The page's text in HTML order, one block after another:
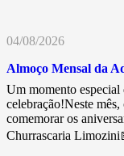
04/08/2026
Almoço Mensal da
Um momento
celebração!Neste
comemorar os
Churrascaria